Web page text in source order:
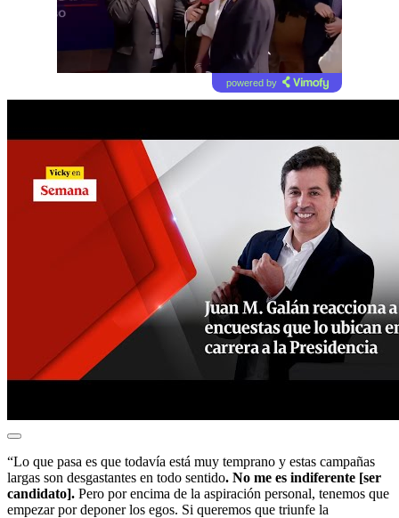
powered by
“Lo que pasa es que todavía está muy temprano y estas campañas
largas son desgastantes en todo sentido. No me es indiferente [ser
candidato]. Pero por encima de la aspiración personal, tenemos que
empezar por deponer los egos. Si queremos que triunfe la